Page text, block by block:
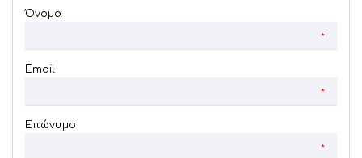
Όνομα
*
Email
*
Επώνυμο
*